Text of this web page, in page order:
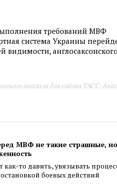
требований МВФ
система Украины
видимости, англосаксонского
анализа для сайта ТАСС-
МВФ не такие страшные, но
то давить, увязывать
боевых действий